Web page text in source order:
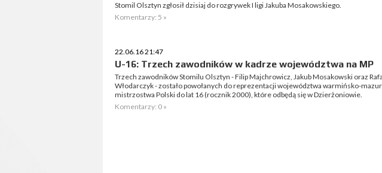
Stomil Olsztyn zgłosił dzisiaj do rozgrywek I ligi Jakuba Mosakowskiego.
Komentarzy: 5 »
22.06.16 21:47
U-16: Trzech zawodników w kadrze województwa na MP
Trzech zawodników Stomilu Olsztyn - Filip Majchrowicz, Jakub Mosakowski oraz
Włodarczyk - zostało powołanych do reprezentacji województwa warmińsko-
mistrzostwa Polski do lat 16 (rocznik 2000), które odbędą się w Dzierżoniowie.
Komentarzy: 0 »